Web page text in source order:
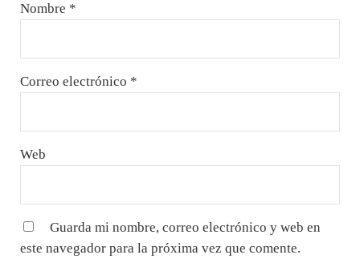
Nombre *
Correo electrónico *
Web
Guarda mi nombre, correo electrónico y web en
este navegador para la próxima vez que comente.